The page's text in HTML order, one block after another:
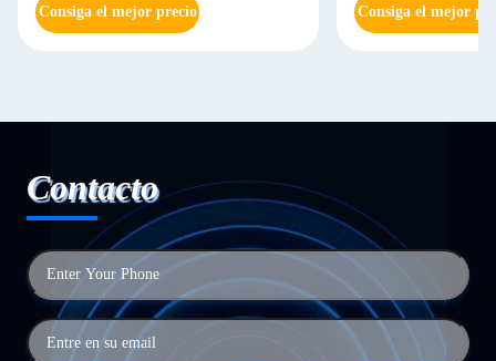
Consiga el mejor precio Consiga el mejor
Contacto